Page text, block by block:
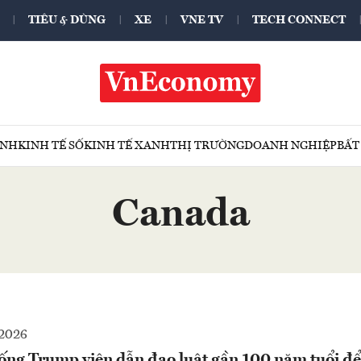
TIÊU & DÙNG XE VNE TV TECH CONNECT
KINH TẾ SỐKINH TẾ XANHTHỊ TRƯỜNGDOANH NGHIỆPBẤT
Canada